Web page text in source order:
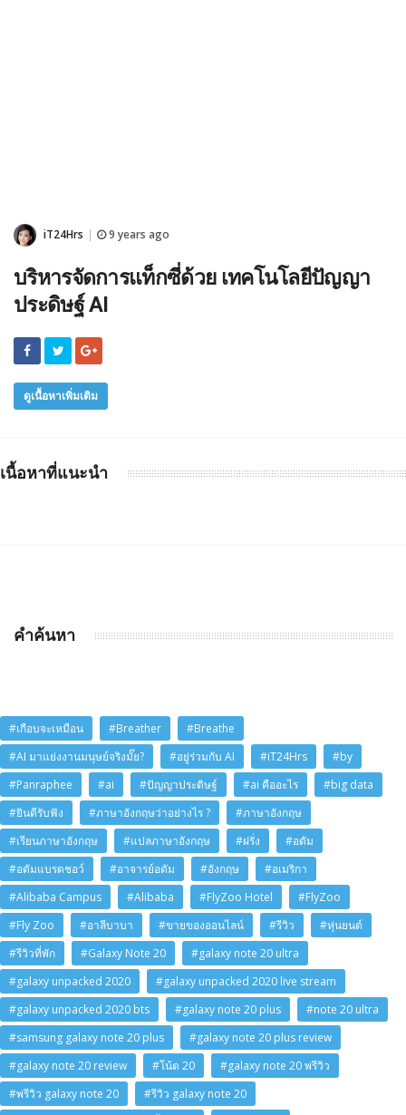
iT24Hrs 9 years ago
บริหารจัดการแท็กซี่ด้วย เทคโนโลยีปัญญา
ประดิษฐ์ AI
ดูเนื้อหาเพิ่มเติม
เนื้อหาที่แนะนำ
คำค้นหา
#เกือบจะเหมือน #Breather
#Breathe
#AI มาแย่งงานมนุษย์จริงมั๊ย?
#อยู่ร่วมกับ AI #iT24Hrs
#by
#Panraphee
#ai #ปัญญาประดิษฐ์ #ai คืออะไร
#big data
#ยินดีรับฟัง
#ภาษาอังกฤษว่าอย่างไร ?
#ภาษาอังกฤษ
#เรียนภาษาอังกฤษ
#แปลภาษาอังกฤษ #ฝรั่ง
#อดัม
#อดัมแบรดชอว์
#อาจารย์อดัม #อังกฤษ
#อเมริกา
#Alibaba Campus
#Alibaba #FlyZoo Hotel
#FlyZoo
#Fly Zoo
#อาลีบาบา #ขายของออนไลน์ #รีวิว
#หุ่นยนต์
#รีวิวที่พัก
#Galaxy Note 20
#galaxy note 20 ultra
#galaxy unpacked 2020
#galaxy unpacked 2020 live stream
#galaxy unpacked 2020 bts
#galaxy note 20 plus
#note 20 ultra
#samsung galaxy note 20 plus
#galaxy note 20 plus review
#galaxy note 20 review
#โน้ต 20
#galaxy note 20 พรีวิว
#พรีวิว galaxy note 20
#รีวิว galaxy note 20